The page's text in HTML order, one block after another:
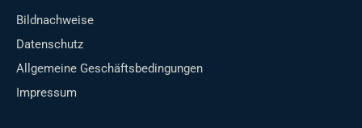
Bildnachweise
Datenschutz
Allgemeine Geschäftsbedingungen
Impressum